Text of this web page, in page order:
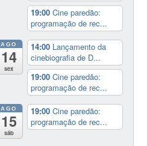
19:00Cine paredão:
programação de rec...
AGO
14
sex
14:00 Lançamento da
cinebiografia de D...
19:00Cine paredão:
programação de rec...
AGO
15
sáb
19:00Cine paredão:
programação de rec...